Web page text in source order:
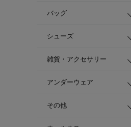
バッグ
シューズ
雑貨・アクセサリー
アンダーウェア
その他